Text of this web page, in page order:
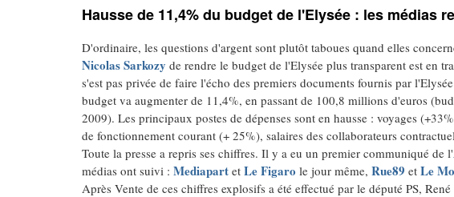
Hausse de 11,4% du budget de l'Elysée : les médias
D'ordinaire, les questions d'argent sont plutôt taboues quand elles
Nicolas Sarkozy de rendre le budget de l'Elysée plus transparent est en
s'est pas privée de faire l'écho des premiers documents fournis par
budget va augmenter de 11,4%, en passant de 100,8 millions d'euros
2009). Les principaux postes de dépenses sont en hausse : voyages
de fonctionnement courant (+ 25%), salaires des collaborateurs
Toute la presse a repris ses chiffres. Il y a eu un premier communiqué de l'
médias ont suivi : Mediapart et Le Figaro le jour même, Rue89 et Le
Après Vente de ces chiffres explosifs a été effectué par le député PS,